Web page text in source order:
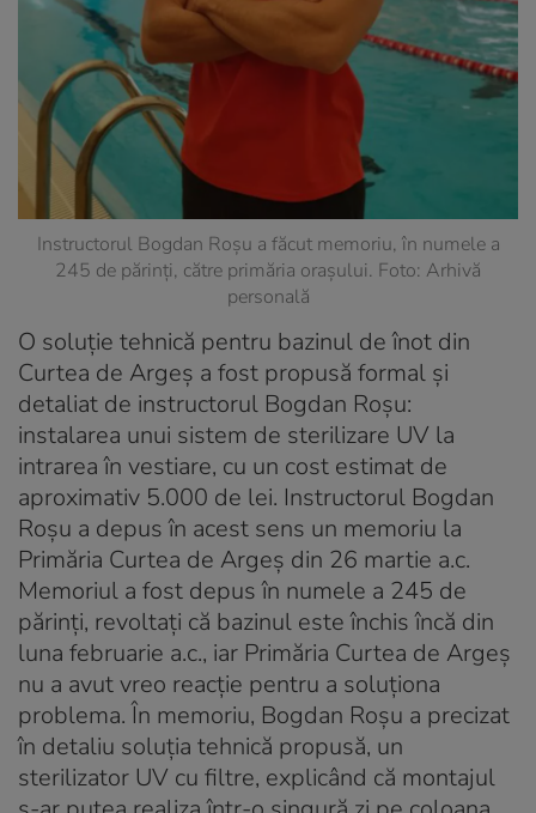
Instructorul Bogdan Roșu a făcut memoriu, în numele a
245 de părinți, către primăria orașului. Foto: Arhivă
personală
O soluție tehnică pentru bazinul de înot din
Curtea de Argeș a fost propusă formal și
detaliat de instructorul Bogdan Roșu:
instalarea unui sistem de sterilizare UV la
intrarea în vestiare, cu un cost estimat de
aproximativ 5.000 de lei. Instructorul Bogdan
Roșu a depus în acest sens un memoriu la
Primăria Curtea de Argeș din 26 martie a.c.
Memoriul a fost depus în numele a 245 de
părinți, revoltați că bazinul este închis încă din
luna februarie a.c., iar Primăria Curtea de Argeș
nu a avut vreo reacție pentru a soluționa
problema. În memoriu, Bogdan Roșu a precizat
în detaliu soluția tehnică propusă, un
sterilizator UV cu filtre, explicând că montajul